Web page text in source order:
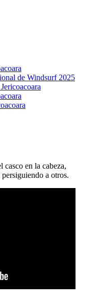
de Windsurf 2025
casco en la cabeza,
a otros.